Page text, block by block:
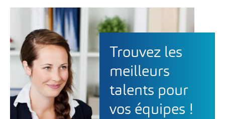
Trouvez les
meilleurs
talents pour
vos équipes !